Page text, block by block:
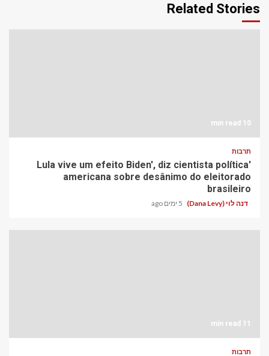
Related Stories
10 min read
תרבות
'Lula vive um efeito Biden', diz cientista política
americana sobre desânimo do eleitorado
brasileiro
דנה לוי (Dana Levy) 5 ימים ago
11 min read
תרבות